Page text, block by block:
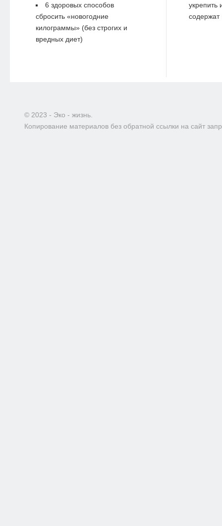
6 здоровых способов
сбросить «новогодние
килограммы» (без строгих и
вредных диет)
укрепить
содержат
© 2023 - Эко - жизнь.
Копирование материалов без обратной ссылки на сайт